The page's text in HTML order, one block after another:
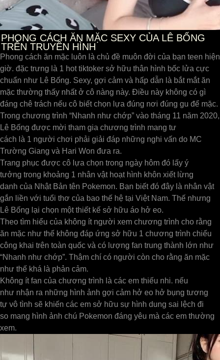
PHONG CÁCH ĂN MẶC SEXY CỦA LÊ BỐNG
TRÊN TRUYỀN HÌNH
Phong cách ăn mặc luôn là chủ đề muôn đời của bạn teen hiện
giờ. đặc trưng là 1 hot tiktoker sở hữu thân hình bốc lửa cực
chuẩn như Lê Bống. Sexy, gợi cảm và hấp dẫn là bắt mắt ăn
mặc thường thấy nhất ở cô nàng này. Điều này không có gì
đáng chê trách nếu cô biết chọn lựa đúng nơi đúng gu để mặc.
Trong chương trình “Nhanh như chớp” vào tháng 11 năm 2020,
Lê Bống được mời tham gia chương trình mang tư
cách là 1 người chơi phải giải đáp những nghi vấn do MC
Trường Giang và Hari Won đưa ra.
Trang phục được cô lựa chọn trong ngày hôm đó lấy ý
tưởng trong khoảng 1 nhân vật hoạt hình khôn xiết lừng
danh của Nhật Bản tên Pokemon. Bạn biết đó đây là nhân vật
gắn liền với tuổi thơ của bao thế hệ tại Việt Nam. Thế nhưng
Lê Bống lại chọn một thiết kế sở hữu áo hở eo.
Theo tìm hiểu của không ít người xem chương trình cho rằng
ăn mặc như thế không đáp ứng sở hữu 1 chương trình chiếu
công khai trên toàn quốc và có lượng fan trung thành lớn như
“Nhanh như chớp”. Thậm chí có người còn cho rằng ăn mặc
như thế khá là phản cảm.
Không ít fan của chương trình là các em thiếu nhi. nếu
như nhận ra những hình ảnh gợi cảm hở eo hở bụng tương
tự vô tình sẽ khiến các em sở hữu sự hình dung sai lệch đi
so mang hình ảnh chú Pokemon đáng yêu mà các em thường
xem.